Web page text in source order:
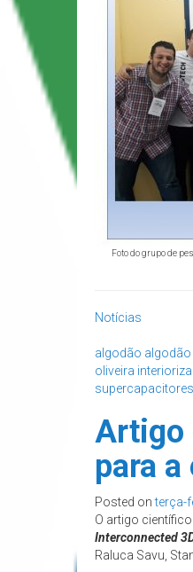
Foto do grupo de
Notícias
algodão
oliveira
supercapacitores
Artigo
para
Posted onterça-
O artigo
Interconnected
Raluca Savu,